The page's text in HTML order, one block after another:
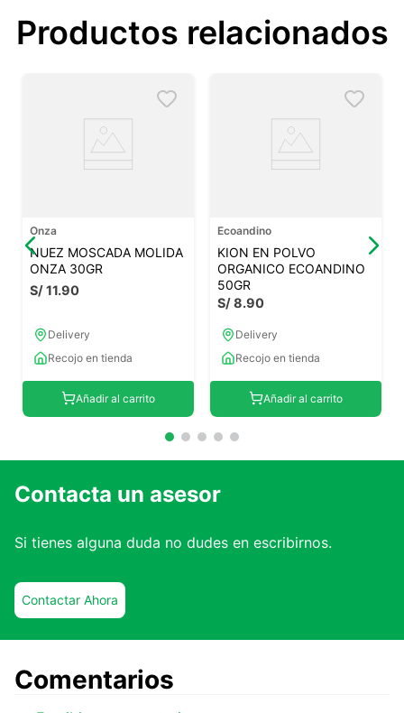
Productos relacionados
Onza
NUEZ MOSCADA MOLIDA
ONZA 30GR
S/11.90
Delivery
Recojo en tienda
Añadir al carrito
Ecoandino
KION EN POLVO
ORGANICO ECOANDINO
50GR
S/8.90
Delivery
Recojo en tienda
Añadir al carrito
Contacta un asesor
Si tienes alguna duda no dudes en escribirnos.
Contactar Ahora
Comentarios